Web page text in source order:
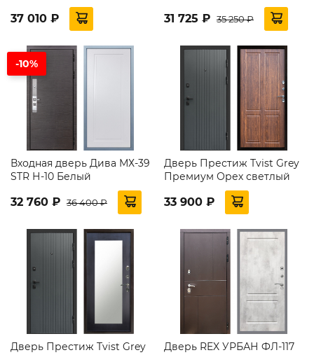
37 010 ₽ 31 725 ₽ 35 250 ₽
-10%
Входная дверь Дива МХ-39
STR Н-10 Белый
32 760 ₽ 36 400 ₽
Дверь Престиж Tvist Grey
Премиум Орех светлый
33 900 ₽
Дверь Престиж Tvist Grey
Дверь REX УРБАН ФЛ-117